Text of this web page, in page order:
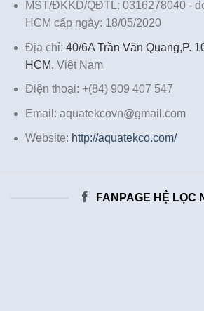
MST/ĐKKD/QĐTL: 0316278040 -
HCM cấp ngày: 18/05/2020
Địa chỉ: 40/6A Trần Văn Quang,P.
HCM, Việt Nam
Điện thoại: +(84) 909 407 547
Email: aquatekcovn@gmail.com
Website: http://aquatekco.com/
FANPAGE HỆ LỌC